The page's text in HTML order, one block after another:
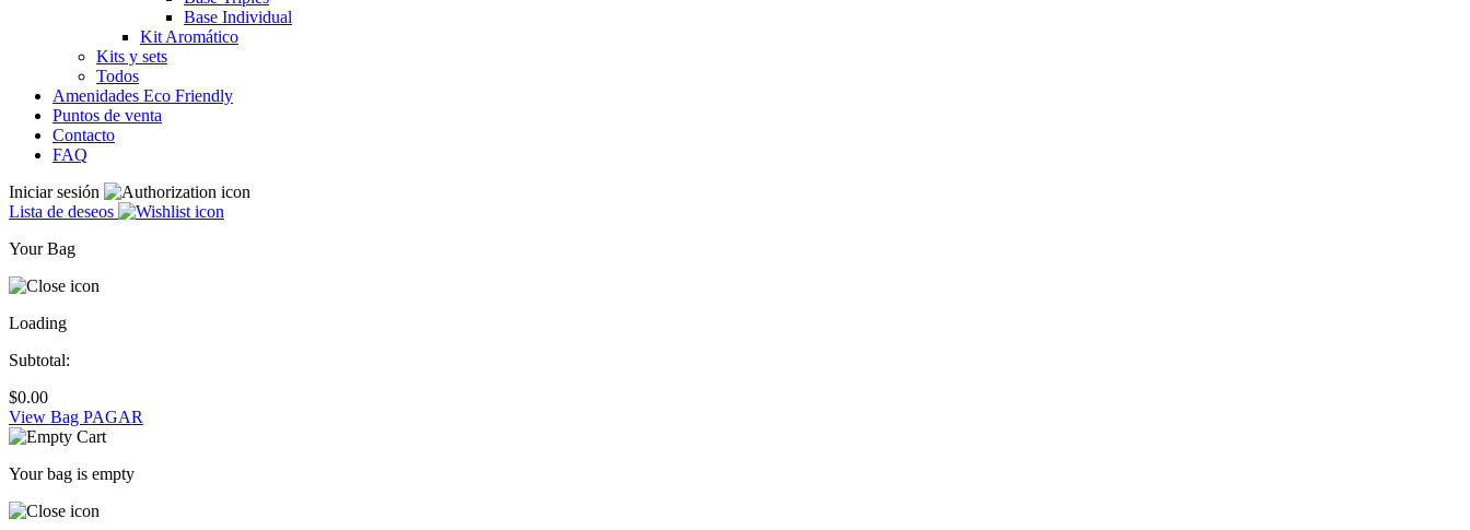
Base Individual
Kit Aromático
Kits y sets
Todos
Amenidades Eco Friendly
Puntos de venta
Contacto
FAQ
Iniciar sesión
Lista de deseos
Your Bag
Loading
Subtotal:
$0.00
View Bag PAGAR
Your bag is empty